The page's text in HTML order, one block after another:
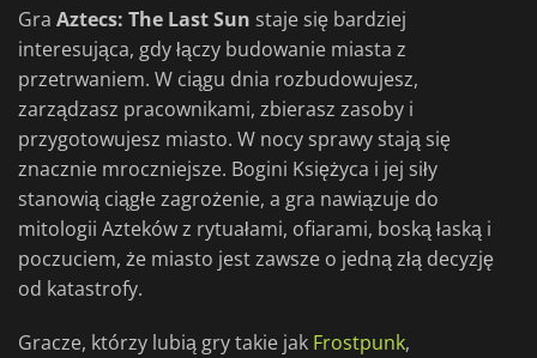
Gra Aztecs: The Last Sun staje się bardziej
interesująca, gdy łączy budowanie miasta z
przetrwaniem. W ciągu dnia rozbudowujesz,
zarządzasz pracownikami, zbierasz zasoby i
przygotowujesz miasto. W nocy sprawy stają się
znacznie mroczniejsze. Bogini Księżyca i jej siły
stanowią ciągłe zagrożenie, a gra nawiązuje do
mitologii Azteków z rytuałami, ofiarami, boską łaską i
poczuciem, że miasto jest zawsze o jedną złą decyzję
od katastrofy.
Gracze, którzy lubią gry takie jak Frostpunk,